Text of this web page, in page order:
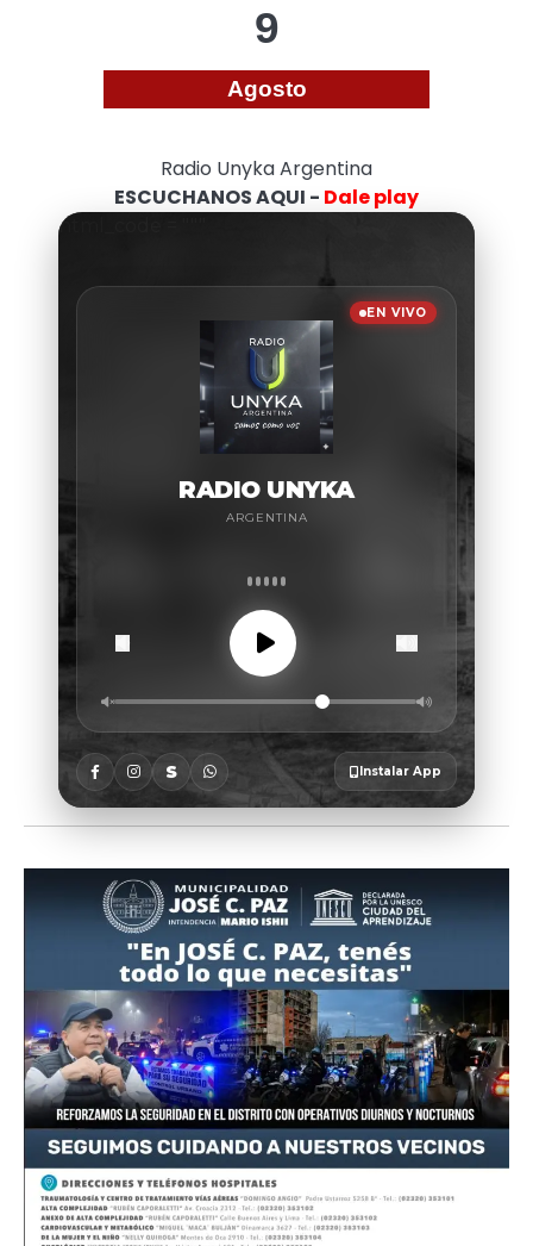
9
Agosto
Radio Unyka Argentina
ESCUCHANOS AQUI - Dale play